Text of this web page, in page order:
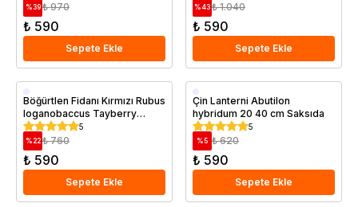
%39 ₺ 970
₺ 590
Sepete Ekle
%43 ₺ 1.040
₺ 590
Sepete Ekle
Saksıda
Böğürtlen Fidanı Kırmızı Rubus
loganobaccus Tayberry
Loganberry Saksıda
5
%22 ₺ 760
₺ 590
Sepete Ekle
Saksıda
Çin Lanterni Abutilon
hybridum 20 40 cm Saksıda
5
% 5 ₺ 620
₺ 590
Sepete Ekle